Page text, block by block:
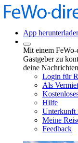
App
Mit einem
Gastgeber zu
deine
Login für
Als
Hilfe
Unterkunft
Meine
Feedback